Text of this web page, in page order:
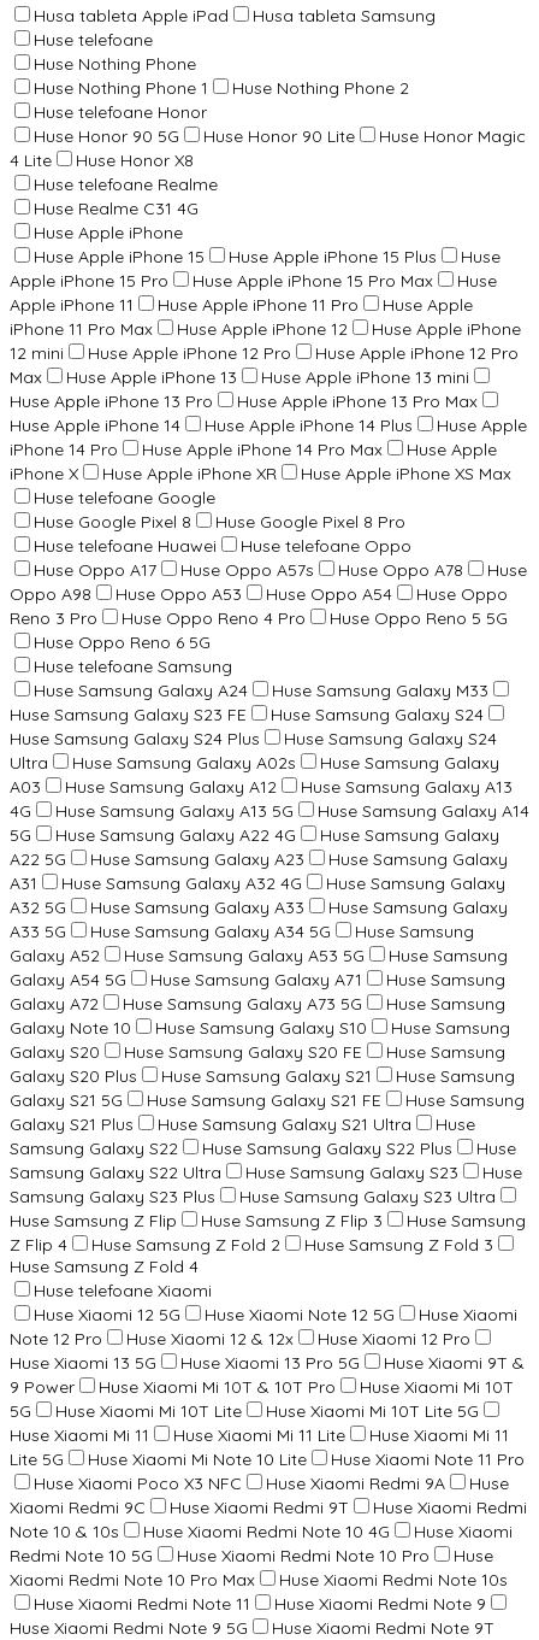
Husa tableta Apple iPad
Husa tableta Samsung
Huse telefoane
Huse Nothing Phone
Huse Nothing Phone 1
Huse Nothing Phone 2
Huse telefoane Honor
Huse Honor 90 5G
Huse Honor 90 Lite
Huse Honor Magic
4 Lite
Huse Honor X8
Huse telefoane Realme
Huse Realme C31 4G
Huse Apple iPhone
Huse Apple iPhone 15
Huse Apple iPhone 15 Plus
Huse
Apple iPhone 15 Pro
Huse Apple iPhone 15 Pro Max
Huse
Apple iPhone 11
Huse Apple iPhone 11 Pro
Huse Apple
iPhone 11 Pro Max
Huse Apple iPhone 12
Huse Apple iPhone
12 mini
Huse Apple iPhone 12 Pro
Huse Apple iPhone 12 Pro
Max
Huse Apple iPhone 13
Huse Apple iPhone 13 mini
Huse Apple iPhone 13 Pro
Huse Apple iPhone 13 Pro Max
Huse Apple iPhone 14
Huse Apple iPhone 14 Plus
Huse Apple
iPhone 14 Pro
Huse Apple iPhone 14 Pro Max
Huse Apple
iPhone X
Huse Apple iPhone XR
Huse Apple iPhone XS Max
Huse telefoane Google
Huse Google Pixel 8
Huse Google Pixel 8 Pro
Huse telefoane Huawei
Huse telefoane Oppo
Huse Oppo A17
Huse Oppo A57s Huse Oppo A78
Huse
Oppo A98
Huse Oppo A53 Huse Oppo A54
Huse Oppo
Reno 3 Pro
Huse Oppo Reno 4 Pro
Huse Oppo Reno 5 5G
Huse Oppo Reno 6 5G
Huse telefoane Samsung
Huse Samsung Galaxy A24
Huse Samsung Galaxy M33
Huse Samsung Galaxy S23 FE
Huse Samsung Galaxy S24
Huse Samsung Galaxy S24 Plus
Huse Samsung Galaxy S24
Ultra
Huse Samsung Galaxy A02s
Huse Samsung Galaxy
A03
Huse Samsung Galaxy A12
Huse Samsung Galaxy A13
4G
Huse Samsung Galaxy A13 5G
Huse Samsung Galaxy A14
5G
Huse Samsung Galaxy A22 4G
Huse Samsung Galaxy
A22 5G
Huse Samsung Galaxy A23
Huse Samsung Galaxy
A31
Huse Samsung Galaxy A32 4G
Huse Samsung Galaxy
A32 5G
Huse Samsung Galaxy A33
Huse Samsung Galaxy
A33 5G
Huse Samsung Galaxy A34 5G
Huse Samsung
Galaxy A52
Huse Samsung Galaxy A53 5G
Huse Samsung
Galaxy A54 5G
Huse Samsung Galaxy A71
Huse Samsung
Galaxy A72
Huse Samsung Galaxy A73 5G
Huse Samsung
Galaxy Note 10
Huse Samsung Galaxy S10
Huse Samsung
Galaxy S20
Huse Samsung Galaxy S20 FE
Huse Samsung
Galaxy S20 Plus
Huse Samsung Galaxy S21
Huse Samsung
Galaxy S21 5G
Huse Samsung Galaxy S21 FE
Huse Samsung
Galaxy S21 Plus
Huse Samsung Galaxy S21 Ultra
Huse
Samsung Galaxy S22
Huse Samsung Galaxy S22 Plus
Huse
Samsung Galaxy S22 Ultra
Huse Samsung Galaxy S23
Huse
Samsung Galaxy S23 Plus
Huse Samsung Galaxy S23 Ultra
Huse Samsung Z Flip
Huse Samsung Z Flip 3
Huse Samsung
Z Flip 4
Huse Samsung Z Fold 2
Huse Samsung Z Fold 3
Huse Samsung Z Fold 4
Huse telefoane Xiaomi
Huse Xiaomi 12 5G
Huse Xiaomi Note 12 5G
Huse Xiaomi
Note 12 Pro
Huse Xiaomi 12 & 12x
Huse Xiaomi 12 Pro
Huse Xiaomi 13 5G
Huse Xiaomi 13 Pro 5G
Huse Xiaomi 9T &
9 Power
Huse Xiaomi Mi 10T & 10T Pro
Huse Xiaomi Mi 10T
5G
Huse Xiaomi Mi 10T Lite
Huse Xiaomi Mi 10T Lite 5G
Huse Xiaomi Mi 11
Huse Xiaomi Mi 11 Lite
Huse Xiaomi Mi 11
Lite 5G
Huse Xiaomi Mi Note 10 Lite
Huse Xiaomi Note 11 Pro
Huse Xiaomi Poco X3 NFC
Huse Xiaomi Redmi 9A
Huse
Xiaomi Redmi 9C
Huse Xiaomi Redmi 9T
Huse Xiaomi Redmi
Note 10 & 10s
Huse Xiaomi Redmi Note 10 4G
Huse Xiaomi
Redmi Note 10 5G
Huse Xiaomi Redmi Note 10 Pro
Huse
Xiaomi Redmi Note 10 Pro Max
Huse Xiaomi Redmi Note 10s
Huse Xiaomi Redmi Note 11
Huse Xiaomi Redmi Note 9
Huse Xiaomi Redmi Note 9 5G
Huse Xiaomi Redmi Note 9T